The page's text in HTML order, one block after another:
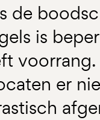
de
is
er